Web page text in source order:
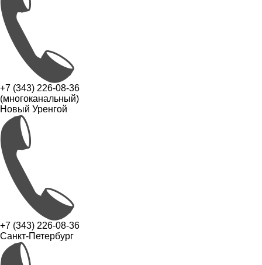
+7 (343) 226-08-36
(многоканальный)
Новый Уренгой
+7 (343) 226-08-36
Санкт-Петербург